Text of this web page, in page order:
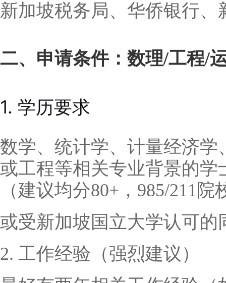
新加坡税务局、华侨银行
二、申请条件：数理/工程/
1. 学历要求
数学、统计学、计量经济
或工程等相关专业背景的
（建议均分80+，985/211
或受新加坡国立大学认可的
2. 工作经验（强烈建议）